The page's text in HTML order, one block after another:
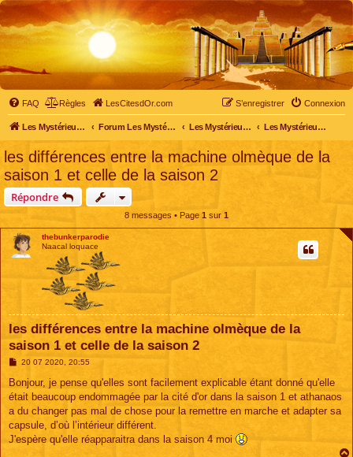
FAQ Règles LesCitesdOr.com Connexion
S’enregistrer
Les Mystérieuses Cités d'Or - LesCitesdOr.com Forum Les Mystérieuses Cités d'Or Les Mystérieuses Cités d'Or Les Mystérieuses Cités d'Or : saison 2 (2013)
les différences entre la machine olmèque de la
saison 1 et celle de la saison 2
Répondre
8 messages • Page 1 sur 1
thebunkerparodie
Naacal loquace
les différences entre la machine olmèque de la
saison 1 et celle de la saison 2
M
s
a
g
20 07 2020, 20:55
Bonjour, je pense qu'elles sont facilement explicable étant donné qu'elle
était beaucoup endommagée par la cité d'or dans la saison 1 et athanaos
a du changer pas mal de chose pour la remettre en marche et adapter sa
capsule, d’où l’intérieur différent.
J'espère qu'elle réapparaitra dans la saison 4 moi